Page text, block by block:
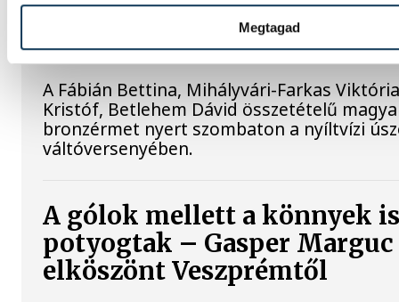
Megtagad
Vizes Eb: bronzérmes a
nyíltvízi váltó
A Fábián Bettina, Mihályvári-Farkas
Kristóf, Betlehem Dávid összetételű
bronzérmet nyert szombaton a nyíltvízi
váltóversenyében.
A gólok mellett a könnyek
potyogtak – Gasper Marguc
elköszönt Veszprémtől